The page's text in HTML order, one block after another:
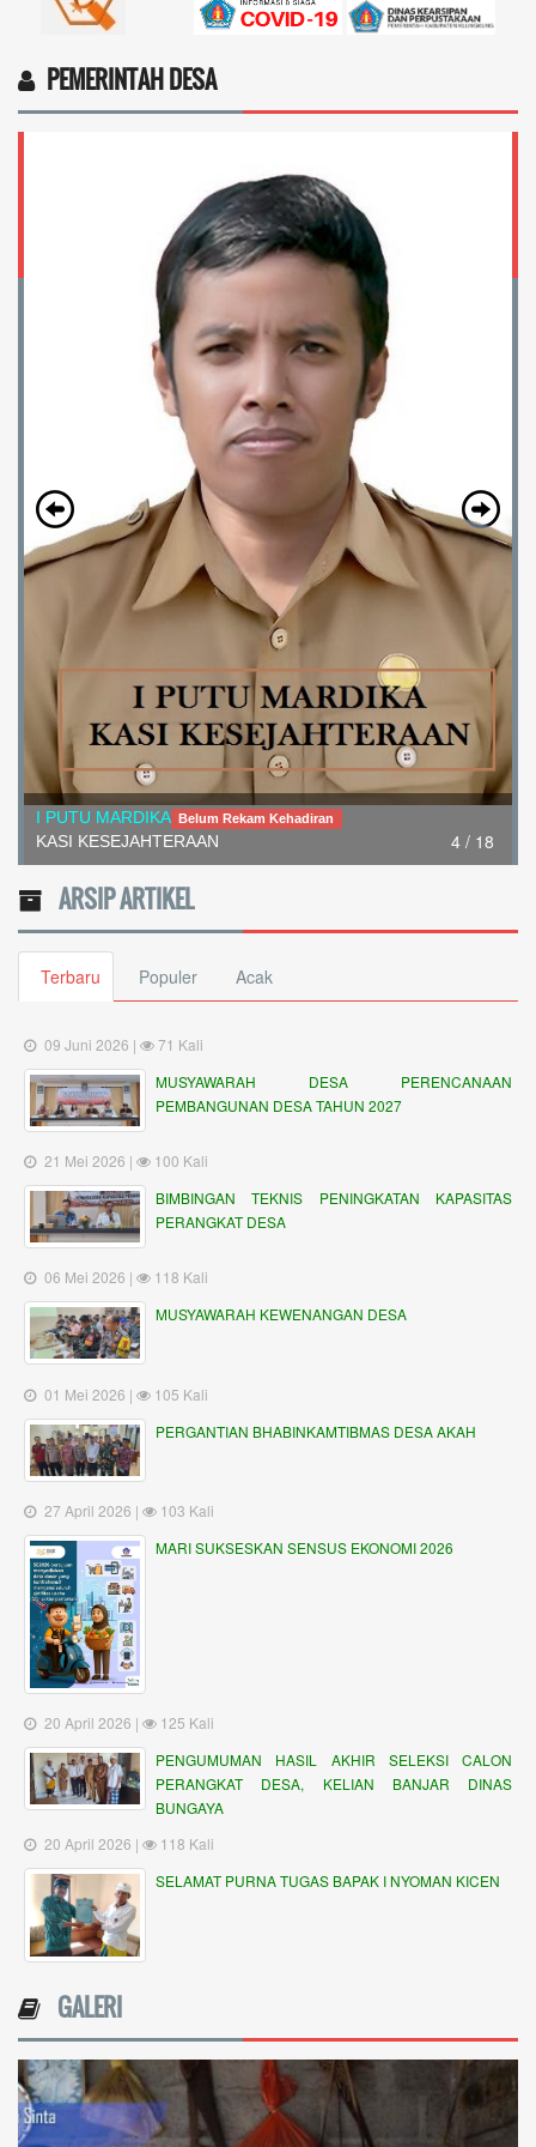
PEMERINTAH DESA
4 / 18
I PUTU MARDIKA Belum Rekam Kehadiran
KASI KESEJAHTERAAN
ARSIP ARTIKEL
Terbaru Populer Acak
09 Juni 2026 |
71 Kali
MUSYAWARAH DESA PERENCANAAN
PEMBANGUNAN DESA TAHUN 2027
21 Mei 2026 |
100 Kali
BIMBINGAN TEKNIS PENINGKATAN KAPASITAS
PERANGKAT DESA
06 Mei 2026 |
118 Kali
MUSYAWARAH KEWENANGAN DESA
01 Mei 2026 |
105 Kali
PERGANTIAN BHABINKAMTIBMAS DESA AKAH
27 April 2026 |
103 Kali
MARI SUKSESKAN SENSUS EKONOMI 2026
20 April 2026 |
125 Kali
PENGUMUMAN HASIL AKHIR SELEKSI CALON
PERANGKAT DESA, KELIAN BANJAR DINAS
BUNGAYA
20 April 2026 |
118 Kali
SELAMAT PURNA TUGAS BAPAK I NYOMAN KICEN
GALERI